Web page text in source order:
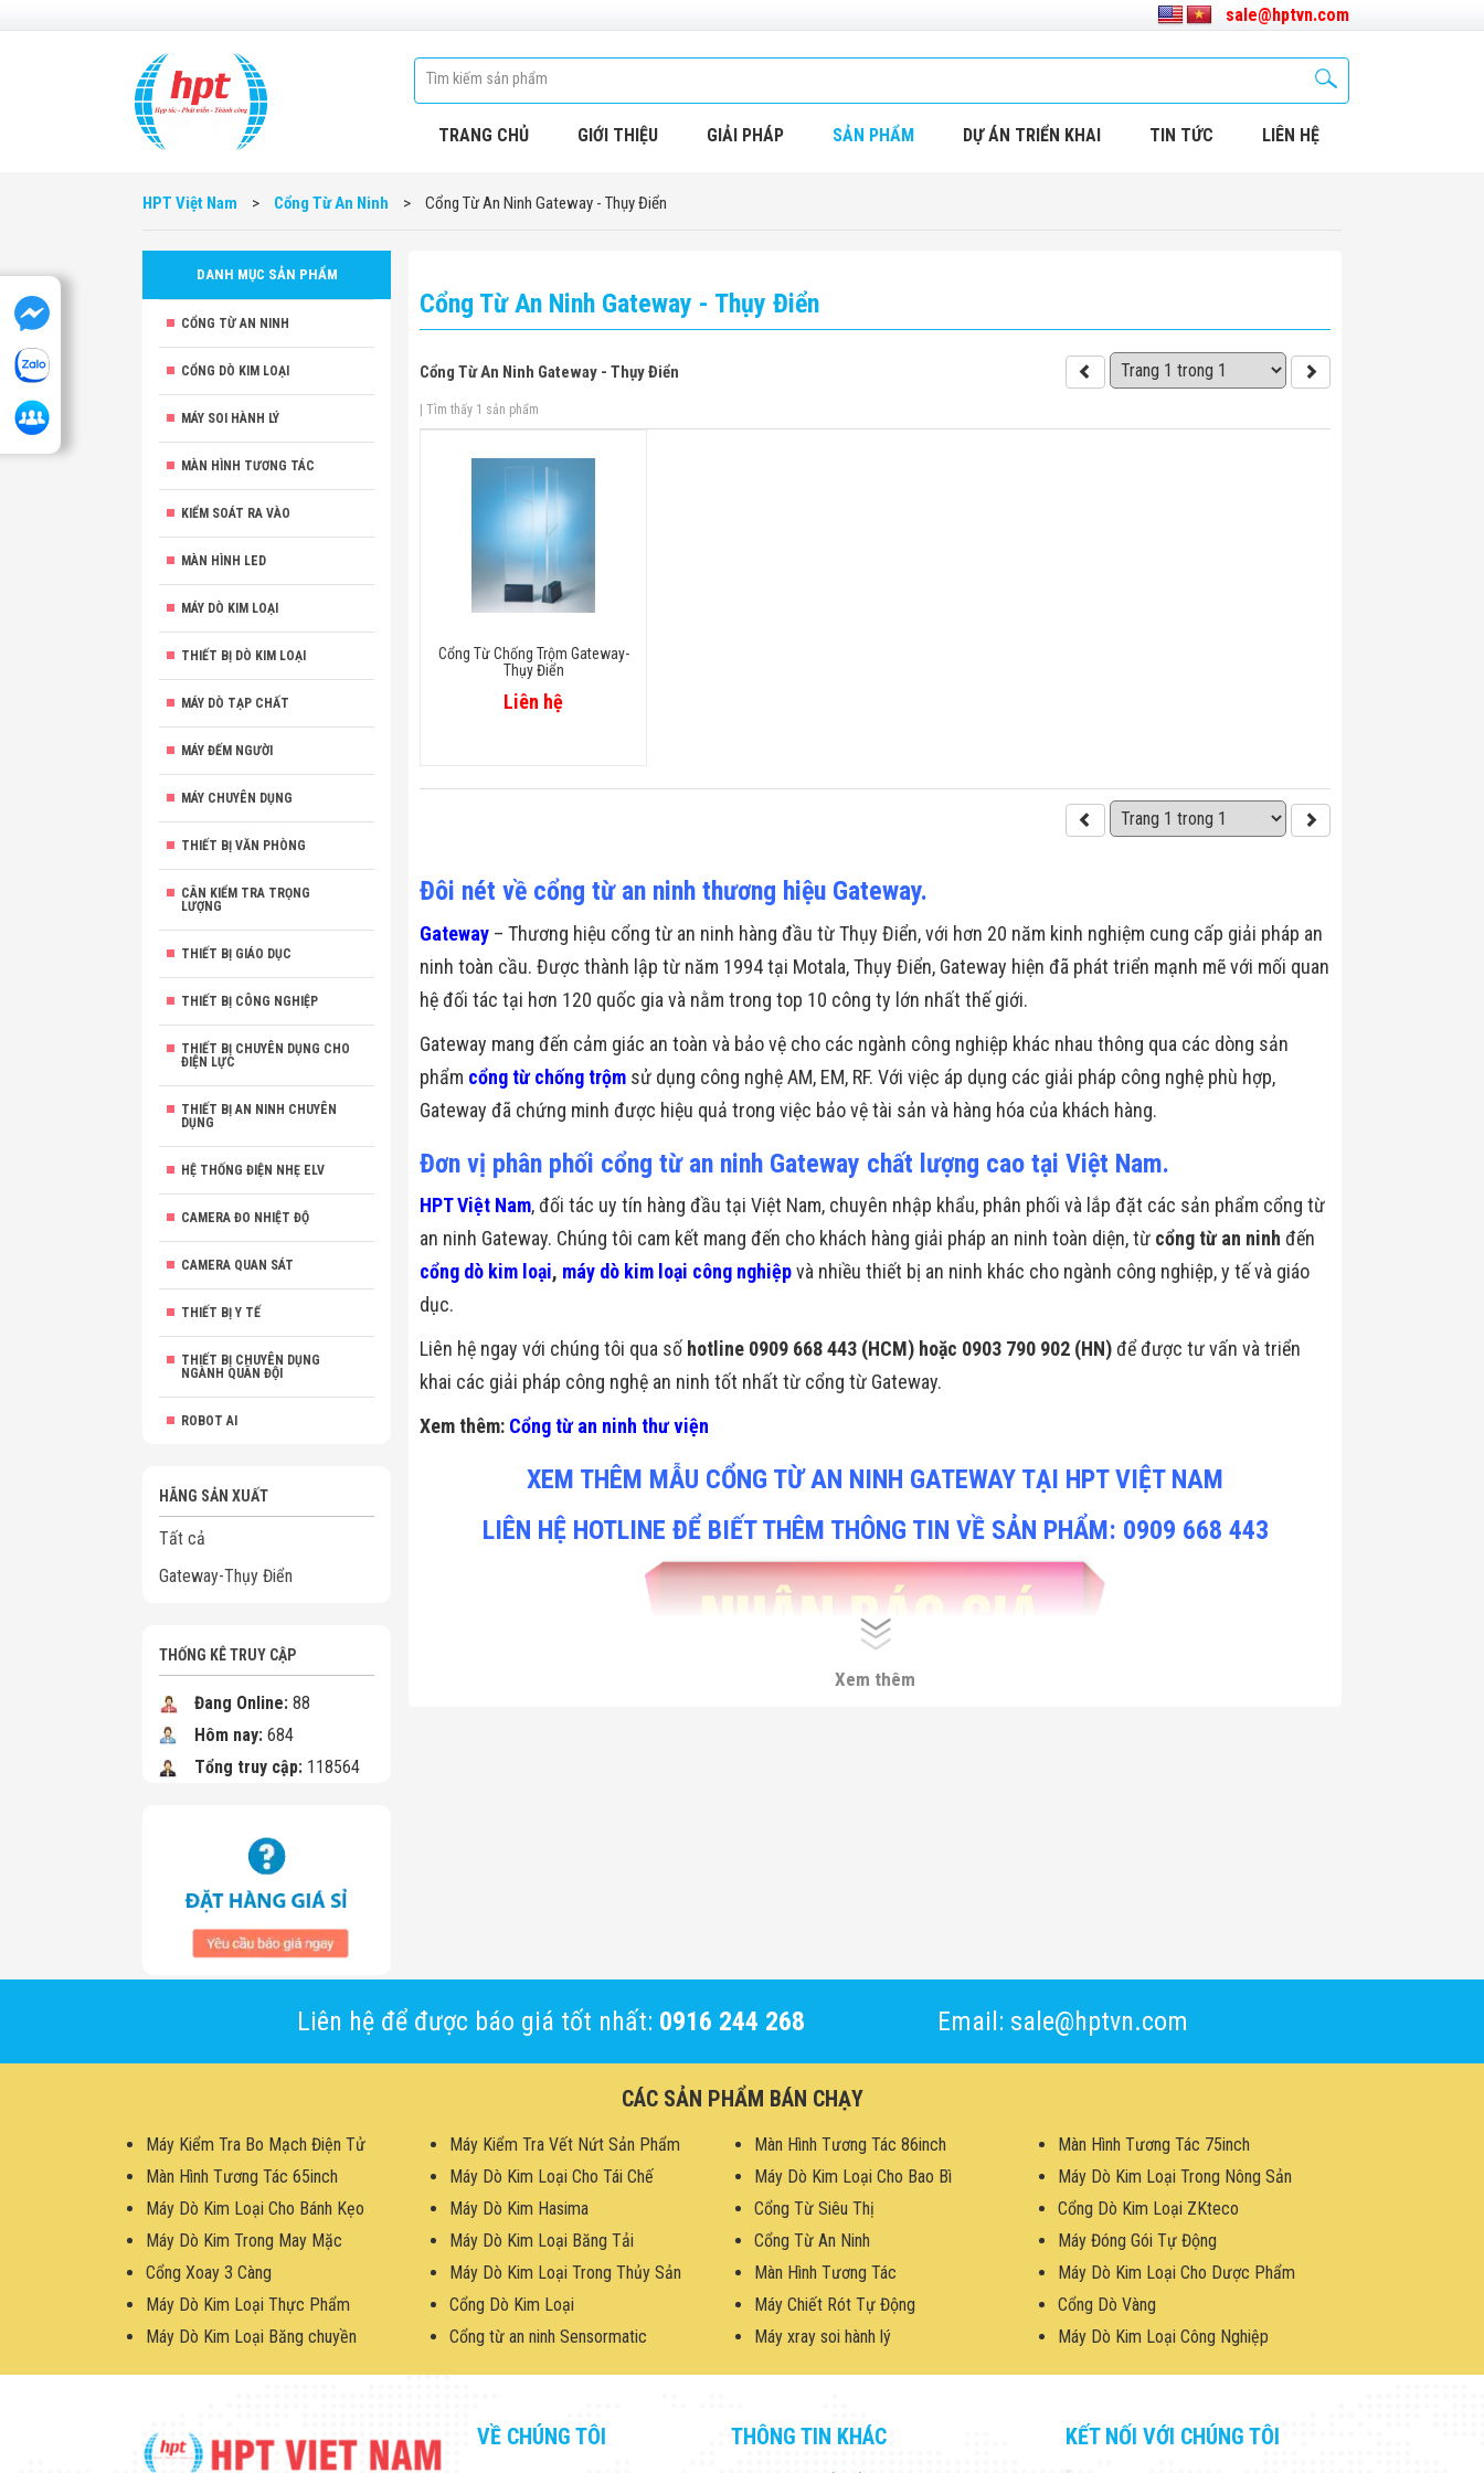
sale@hptvn.com
TRANG CHỦ GIỚI THIỆU GIẢI PHÁP SẢN PHẨM DỰ ÁN TRIỂN KHAI TIN TỨC LIÊN HỆ
HPT Việt Nam > Cổng Từ An Ninh > Cổng Từ An Ninh Gateway - Thụy Điển
DANH MỤC SẢN PHẨM
CỔNG TỪ AN NINH
CỔNG DÒ KIM LOẠI
MÁY SOI HÀNH LÝ
MÀN HÌNH TƯƠNG TÁC
KIỂM SOÁT RA VÀO
MÀN HÌNH LED
MÁY DÒ KIM LOẠI
THIẾT BỊ DÒ KIM LOẠI
MÁY DÒ TẠP CHẤT
MÁY ĐẾM NGƯỜI
MÁY CHUYÊN DỤNG
THIẾT BỊ VĂN PHÒNG
CÂN KIỂM TRA TRỌNG
LƯỢNG
THIẾT BỊ GIÁO DỤC
THIẾT BỊ CÔNG NGHIỆP
THIẾT BỊ CHUYÊN DỤNG CHO
ĐIỆN LỰC
THIẾT BỊ AN NINH CHUYÊN
DỤNG
HỆ THỐNG ĐIỆN NHẸ ELV
CAMERA ĐO NHIỆT ĐỘ
CAMERA QUAN SÁT
THIẾT BỊ Y TẾ
THIẾT BỊ CHUYÊN DỤNG
NGÀNH QUÂN ĐỘI
ROBOT AI
HÃNG SẢN XUẤT
Tất cả
Gateway-Thụy Điển
THỐNG KÊ TRUY CẬP
Đang Online: 88
Hôm nay: 684
Tổng truy cập: 118564
Cổng Từ An Ninh Gateway - Thụy Điển
Cổng Từ An Ninh Gateway - Thụy Điển
| Tìm thấy 1 sản phẩm
Cổng Từ Chống Trộm Gateway-
Thụy Điển
Liên hệ
Đôi nét về cổng từ an ninh thương hiệu Gateway.
Gateway – Thương hiệu cổng từ an ninh hàng đầu từ Thụy Điển, với hơn 20 năm kinh nghiệm cung cấp giải pháp an
ninh toàn cầu. Được thành lập từ năm 1994 tại Motala, Thụy Điển, Gateway hiện đã phát triển mạnh mẽ với mối quan
hệ đối tác tại hơn 120 quốc gia và nằm trong top 10 công ty lớn nhất thế giới.
Gateway mang đến cảm giác an toàn và bảo vệ cho các ngành công nghiệp khác nhau thông qua các dòng sản
phẩm cổng từ chống trộm sử dụng công nghệ AM, EM, RF. Với việc áp dụng các giải pháp công nghệ phù hợp,
Gateway đã chứng minh được hiệu quả trong việc bảo vệ tài sản và hàng hóa của khách hàng.
Đơn vị phân phối cổng từ an ninh Gateway chất lượng cao tại Việt Nam.
HPT Việt Nam, đối tác uy tín hàng đầu tại Việt Nam, chuyên nhập khẩu, phân phối và lắp đặt các sản phẩm cổng từ
an ninh Gateway. Chúng tôi cam kết mang đến cho khách hàng giải pháp an ninh toàn diện, từ cổng từ an ninh đến
cổng dò kim loại, máy dò kim loại công nghiệpvà nhiều thiết bị an ninh khác cho ngành công nghiệp, y tế và giáo
dục.
Liên hệ ngay với chúng tôi qua số hotline 0909 668 443 (HCM) hoặc 0903 790 902 (HN)để được tư vấn và triển
khai các giải pháp công nghệ an ninh tốt nhất từ cổng từ Gateway.
Xem thêm: Cổng từ an ninh thư viện
XEM THÊM MẪU CỔNG TỪ AN NINH GATEWAY TẠI HPT VIỆT NAM
LIÊN HỆ HOTLINE ĐỂ BIẾT THÊM THÔNG TIN VỀ SẢN PHẨM: 0909 668 443
Xem thêm
Liên hệ để được báo giá tốt nhất: 0916 244 268 Email: sale@hptvn.com
CÁC SẢN PHẨM BÁN CHẠY
Máy Kiểm Tra Bo Mạch Điện Tử Máy Kiểm Tra Vết Nứt Sản Phẩm Màn Hình Tương Tác 86inch
Màn Hình Tương Tác 75inch
Màn Hình Tương Tác 65inch
Máy Dò Kim Loại Cho Tái Chế Máy Dò Kim Loại Cho Bao Bì
Máy Dò Kim Loại Trong Nông Sản
Máy Dò Kim Loại Cho Bánh Kẹo
Máy Dò Kim Hasima Cổng Từ Siêu Thị
Cổng Dò Kim Loại ZKteco
Máy Dò Kim Trong May Mặc
Máy Dò Kim Loại Băng Tải Cổng Từ An Ninh
Máy Đóng Gói Tự Động
Cổng Xoay 3 Càng
Máy Dò Kim Loại Trong Thủy Sản Màn Hình Tương Tác
Máy Dò Kim Loại Cho Dược Phẩm
Máy Dò Kim Loại Thực Phẩm
Cổng Dò Kim Loại Máy Chiết Rót Tự Động
Cổng Dò Vàng
Máy Dò Kim Loại Băng chuyền
Cổng từ an ninh Sensormatic Máy xray soi hành lý Máy Dò Kim Loại Công Nghiệp
VỀ CHÚNG TÔI THÔNG TIN KHÁC KẾT NỐI VỚI CHÚNG TÔI